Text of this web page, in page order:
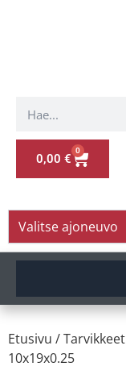
0,00 €
0
Valitse ajoneuvo
Etusivu /Tarvikkeet
10x19x0.25